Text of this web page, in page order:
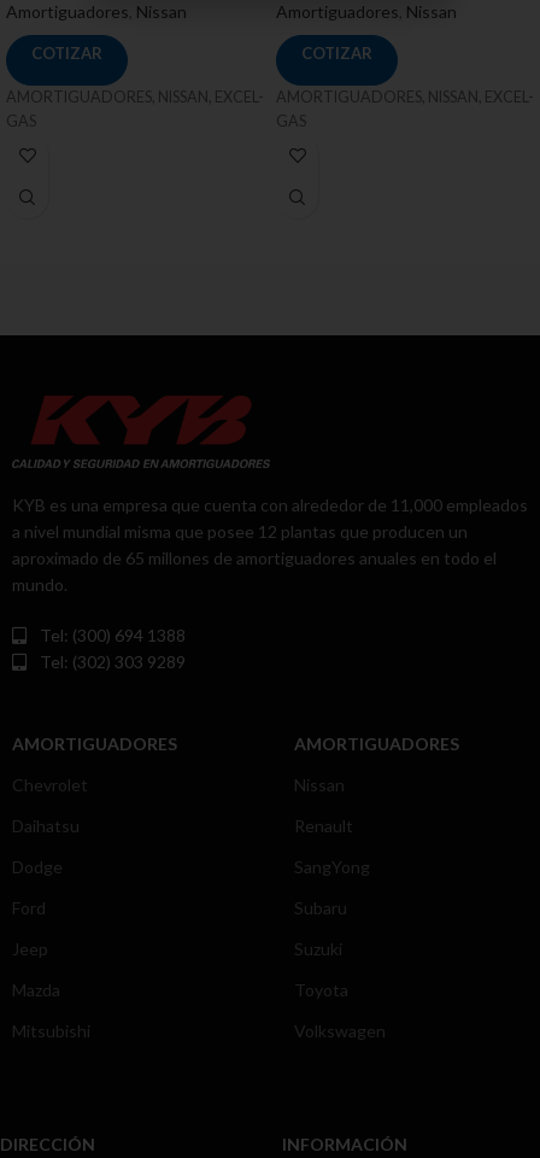
Amortiguadores Nissan
COTIZAR
AMORTIGUADORES, NISSAN, EXCEL-
GAS
Amortiguadores Nissan
COTIZAR
AMORTIGUADORES, NISSAN, EXCEL-
GAS
KYB es una empresa que cuenta con alrededor de 11,000 empleados
a nivel mundial misma que posee 12 plantas que producen un
aproximado de 65 millones de amortiguadores anuales en todo el
mundo.
Tel: (300) 694 1388
Tel: (302) 303 9289
AMORTIGUADORES
Chevrolet
Daihatsu
Dodge
Ford
Jeep
Mazda
Mitsubishi
AMORTIGUADORES
Nissan
Renault
SangYong
Subaru
Suzuki
Toyota
Volkswagen
DIRECCIÓN INFORMACIÓN